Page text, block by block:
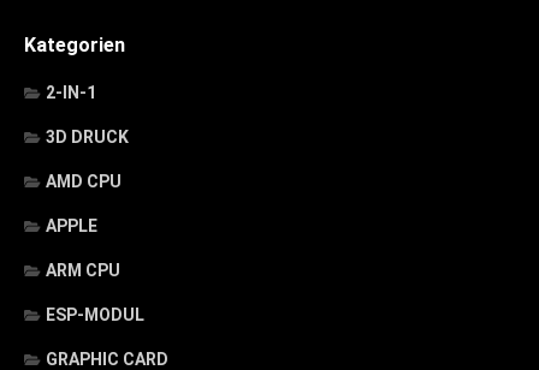
Kategorien
2-IN-1
3D DRUCK
AMD CPU
APPLE
ARM CPU
ESP-MODUL
GRAPHIC CARD